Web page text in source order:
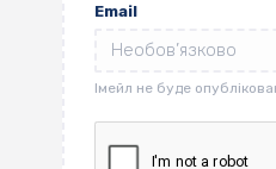
Email